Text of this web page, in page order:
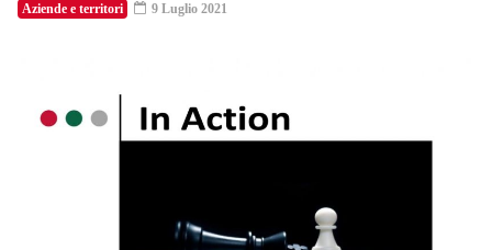
Aziende e territori 9 Luglio 2021